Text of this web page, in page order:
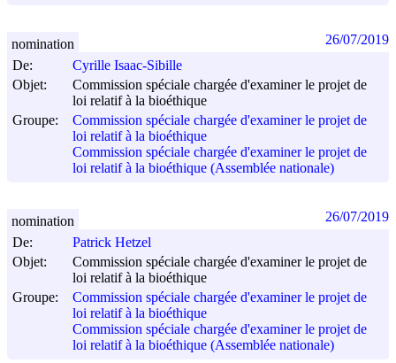
De:
Cyrille Isaac-Sibille
Objet:
Commission spéciale chargée d'examiner le projet de
loi relatif à la bioéthique
Groupe:
Commission spéciale chargée d'examiner le projet de
loi relatif à la bioéthique
Commission spéciale chargée d'examiner le projet de
loi relatif à la bioéthique (Assemblée nationale)
nomination 26/07/2019
De:
Patrick Hetzel
Objet:
Commission spéciale chargée d'examiner le projet de
loi relatif à la bioéthique
Groupe:
Commission spéciale chargée d'examiner le projet de
loi relatif à la bioéthique
Commission spéciale chargée d'examiner le projet de
loi relatif à la bioéthique (Assemblée nationale)
nomination 26/07/2019